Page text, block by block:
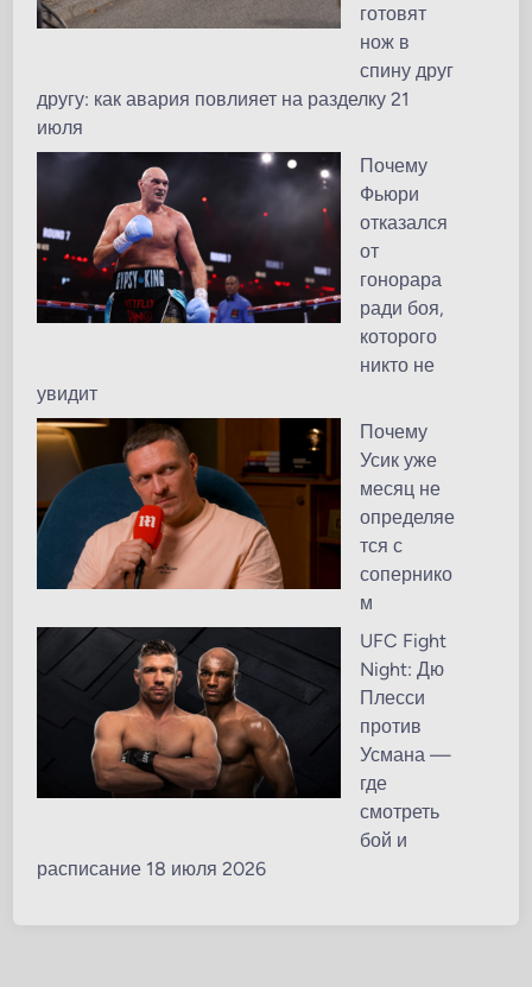
готовят
нож в
спину друг
другу: как авария повлияет на разделку 21
июля
Почему
Фьюри
отказался
от
гонорара
ради боя,
которого
никто не
увидит
Почему
Усик уже
месяц не
определяе
тся с
сопернико
м
UFC Fight
Night: Дю
Плесси
против
Усмана —
где
смотреть
бой и
расписание 18 июля 2026